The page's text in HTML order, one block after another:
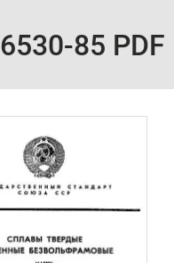
85 PDF